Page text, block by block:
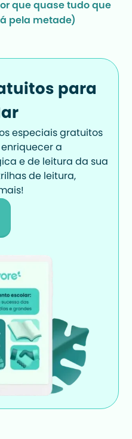
que quase tudo que
pela metade)
para
especiais gratuitos
a
e de leitura da sua
de leitura,